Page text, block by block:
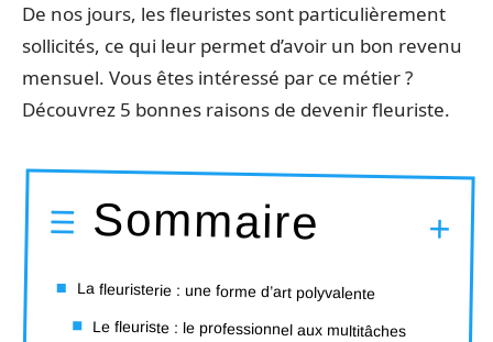
De nos jours, les fleuristes sont particulièrement
sollicités, ce qui leur permet d’avoir un bon revenu
mensuel. Vous êtes intéressé par ce métier ?
Découvrez 5 bonnes raisons de devenir fleuriste.
Sommaire
La fleuristerie : une forme d’art polyvalente
Le fleuriste : le professionnel aux multitâches